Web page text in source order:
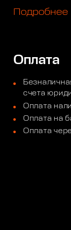
Подробнее
Оплата
счета
Оплата
Оплата на
Оплата